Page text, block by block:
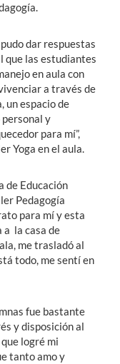
dar respuestas
que las estudiantes
en aula con
a través de
un espacio de
y
para mí”,
Yoga en el aula.
de Educación
Pedagogía
para mí y esta
a la casa de
me trasladó al
todo, me sentí en
fue bastante
y disposición al
logré mi
tanto amo y